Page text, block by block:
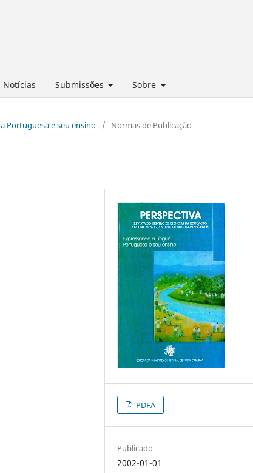
Notícias Submissões Sobre
Portuguesa e seu ensino / Normas de Publicação
PDFA
Publicado
2002-01-01